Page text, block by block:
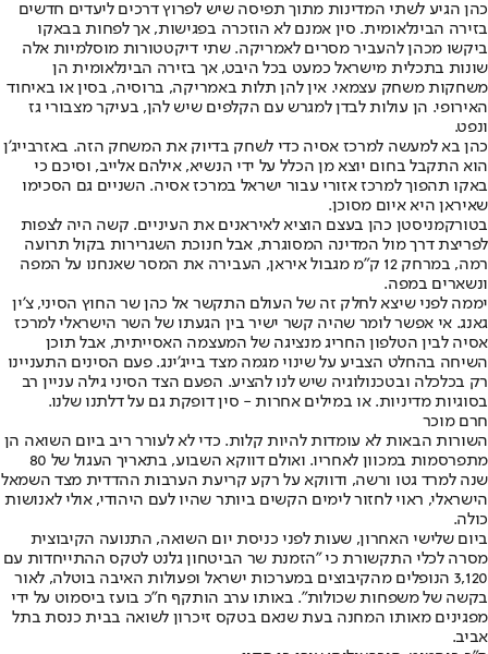
כהן הגיע לשתי המדינות מתוך תפיסה שיש לפרוץ דרכים ליעדים חדשים
בזירה הבינלאומית. סין אמנם לא הוזכרה בפגישות, אך לפחות בבאקו
ביקשו מכהן להעביר מסרים לאמריקה. שתי דיקטטורות מוסלמיות אלה
שונות בתכלית מישראל כמעט בכל היבט, אך בזירה הבינלאומית הן
משחקות משחק עצמאי. אין להן תלות באמריקה, ברוסיה, בסין או באיחוד
האירופי. הן עולות לבדן למגרש עם הקלפים שיש להן, בעיקר מצבורי גז
ונפט.
כהן בא למעשה למרכז אסיה כדי לשחק בדיוק את המשחק הזה. באזרבייג'ן
הוא התקבל בחום יוצא מן הכלל על ידי הנשיא, אילהם אלייב, וסיכם כי
באקו תהפוך למרכז אזורי עבור ישראל במרכז אסיה. השניים גם הסכימו
שאיראן היא איום מסוכן.
בטורקמניסטן כהן בעצם הוציא לאיראנים את העיניים. קשה היה לצפות
לפריצת דרך מול המדינה המסוגרת, אבל חנוכת השגרירות בקול תרועה
רמה, במרחק 12 ק"מ מגבול איראן, העבירה את המסר שאנחנו על המפה
ונשארים במפה.
יממה לפני שיצא לחלק זה של העולם התקשר אל כהן שר החוץ הסיני, צ'ין
גאנג. אי אפשר לומר שהיה קשר ישיר בין הגעתו של השר הישראלי למרכז
אסיה לבין הטלפון החריג מנציגה של המעצמה האסייתית, אבל תוכן
השיחה בהחלט הצביע על שינוי מגמה מצד בייג'ינג. פעם הסינים התעניינו
רק בכלכלה ובטכנולוגיה שיש לנו להציע. הפעם הצד הסיני גילה עניין רב
בסוגיות מדיניות. או במילים אחרות - סין דופקת גם על דלתנו שלנו.
חרם מוכר
השורות הבאות לא עומדות להיות קלות. כדי לא לעורר ריב ביום השואה הן
מתפרסמות במכוון לאחריו. ואולם דווקא השבוע, בתאריך העגול של 80
שנה למרד גטו ורשה, ודווקא על רקע קריעת הערבות ההדדית מצד השמאל
הישראלי, ראוי לחזור לימים הקשים ביותר שהיו לעם היהודי, אולי לאנושות
כולה.
ביום שלישי האחרון, שעות לפני כניסת יום השואה, התנועה הקיבוצית
מסרה לכלי התקשורת כי "הזמנת שר הביטחון גלנט לטקס ההתייחדות עם
3,120 הנופלים מהקיבוצים במערכות ישראל ופעולות האיבה בוטלה, לאור
בקשה של משפחות שכולות". באותו ערב הותקף ח"כ בועז ביסמוט על ידי
מפגינים מאותו המחנה בעת שנאם בטקס זיכרון לשואה בבית כנסת בתל
אביב.